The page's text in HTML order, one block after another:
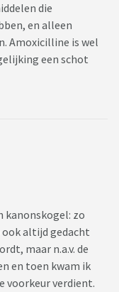
die
en alleen
Amoxicilline is wel
een schot
kanonskogel: zo
ook altijd gedacht
maar n.a.v. de
en toen kwam ik
voorkeur verdient.